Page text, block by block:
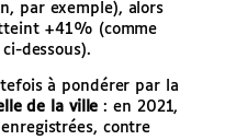
par exemple), alors
+41% (comme
dessous).
à pondérer par la
de la ville : en 2021,
contre